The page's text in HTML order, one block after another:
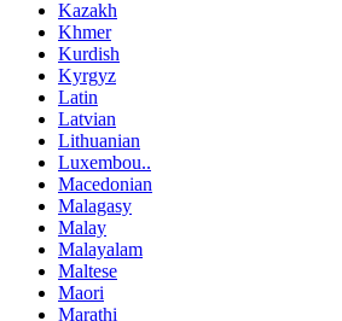
Kazakh
Khmer
Kurdish
Kyrgyz
Latin
Latvian
Lithuanian
Luxembou..
Macedonian
Malagasy
Malay
Malayalam
Maltese
Maori
Marathi